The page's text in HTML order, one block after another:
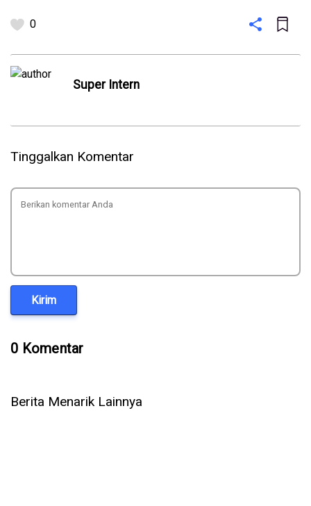
0
Super Intern
Tinggalkan Komentar
Kirim
0 Komentar
Berita Menarik Lainnya